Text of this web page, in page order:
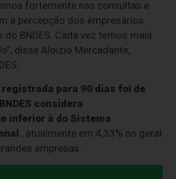
fortemente nas consultas e
a percepção dos empresários
do BNDES. Cada vez temos mais
disse Aloizio Mercadante,
para 90 dias foi de
considera
inferior à do Sistema
, atualmente em 4,33% no geral
empresas.